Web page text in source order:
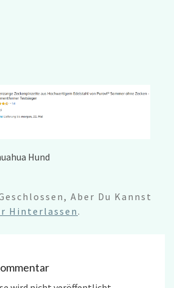
Hund
Aber Du Kannst
Hinterlassen .